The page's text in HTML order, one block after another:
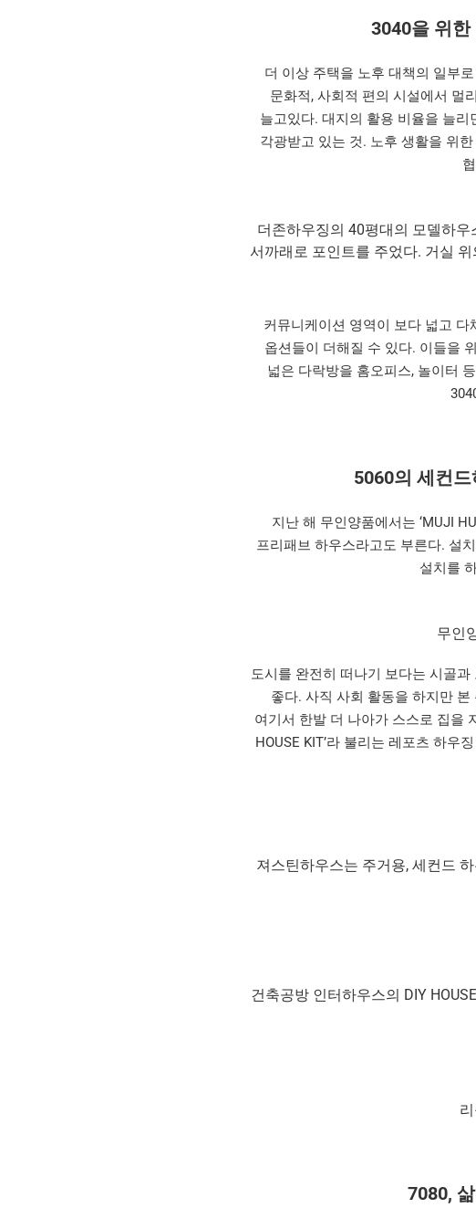
3040을 위
더 이상 주택을 노후 대책의 일부
문화적, 사회적 편의 시설에서 멀
늘고있다. 대지의 활용 비율을 늘
각광받고 있는 것. 노후 생활을 위
더존하우징의 40평대의 모델하
서까래로 포인트를 주었다. 거실
커뮤니케이션 영역이 보다 넓고
옵션들이 더해질 수 있다. 이들을
넓은 다락방을 홈오피스, 놀이터
5060의 세컨
지난 해 무인양품에서는 ‘MUJI
프리패브 하우스라고도 부른다. 설
설치를
무인
도시를 완전히 떠나기 보다는 시골
좋다. 사직 사회 활동을 하지만
여기서 한발 더 나아가 스스로 집을
HOUSE KIT’라 불리는 레포츠 하우
져스틴하우스는 주거용, 세컨드
건축공방 인터하우스의 DIY
7080,